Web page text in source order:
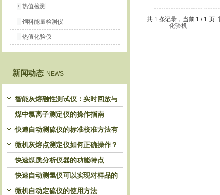
热值检测
饲料能量检测仪
热值化验仪
新闻动态 NEWS
智能灰熔融性测试仪：实时回放与
历史分析，解锁灰熔特性精准洞察
煤中氯离子测定仪的操作指南
快速自动测硫仪的标准校准方法有
哪些？
微机灰熔点测定仪如何正确操作？
快速煤质分析仪器的功能特点
快速自动测氢仪可以实现对样品的
自动处理和检测
微机自动定硫仪的使用方法
共 1 条记录，当前 1 / 1